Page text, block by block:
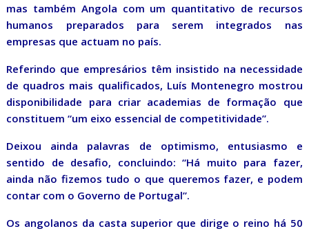
mas também Angola com um quantitativo de recursos
humanos preparados para serem integrados nas
empresas que actuam no país.
Referindo que empresários têm insistido na necessidade
de quadros mais qualificados, Luís Montenegro mostrou
disponibilidade para criar academias de formação que
constituem “um eixo essencial de competitividade”.
Deixou ainda palavras de optimismo, entusiasmo e
sentido de desafio, concluindo: “Há muito para fazer,
ainda não fizemos tudo o que queremos fazer, e podem
contar com o Governo de Portugal”.
Os angolanos da casta superior que dirige o reino há 50